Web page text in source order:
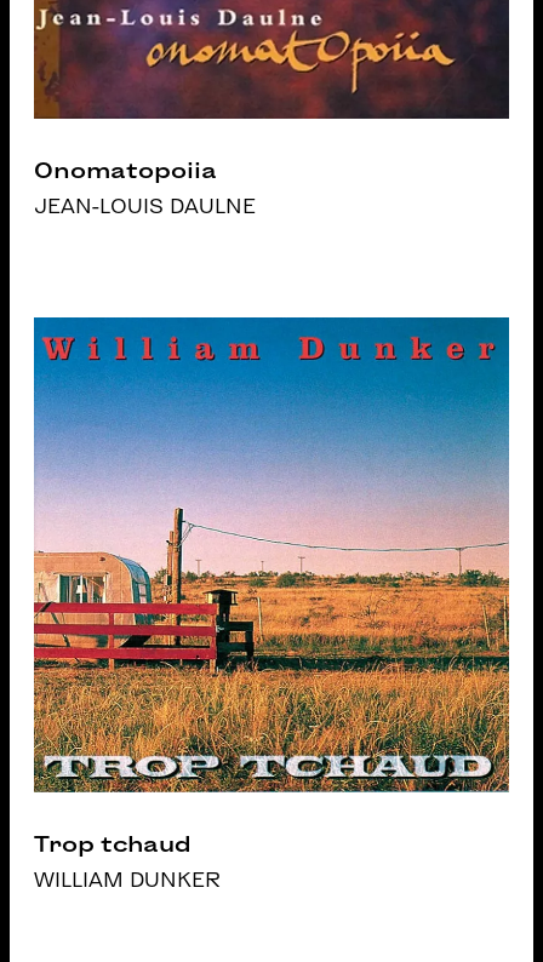
Onomatopoiia
JEAN-LOUIS DAULNE
Trop tchaud
WILLIAM DUNKER